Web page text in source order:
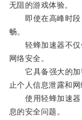
无阻的游戏体验。
即使在高峰时段
畅。
轻蜂加速器不仅
网络安全。
它具备强大的加
止个人信息泄露和网
使用轻蜂加速器
息的安全问题。